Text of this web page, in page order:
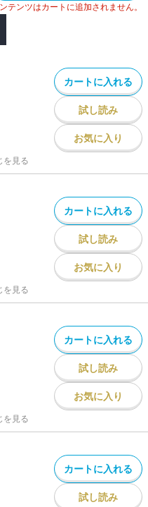
ンツはカートに追加されません。
カートに入れる
試し読み
お気に入り
を見る
カートに入れる
試し読み
お気に入り
を見る
カートに入れる
試し読み
お気に入り
を見る
カートに入れる
試し読み